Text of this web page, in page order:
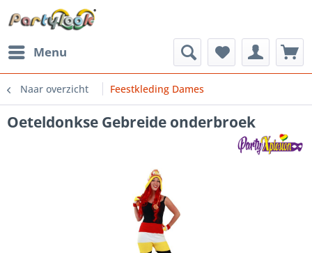
Menu
Naar overzicht Feestkleding Dames
Oeteldonkse Gebreide onderbroek